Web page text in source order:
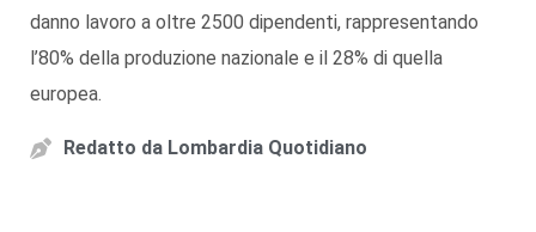
danno lavoro a oltre 2500 dipendenti, rappresentando
l’80% della produzione nazionale e il 28% di quella
europea.
Redatto da Lombardia Quotidiano